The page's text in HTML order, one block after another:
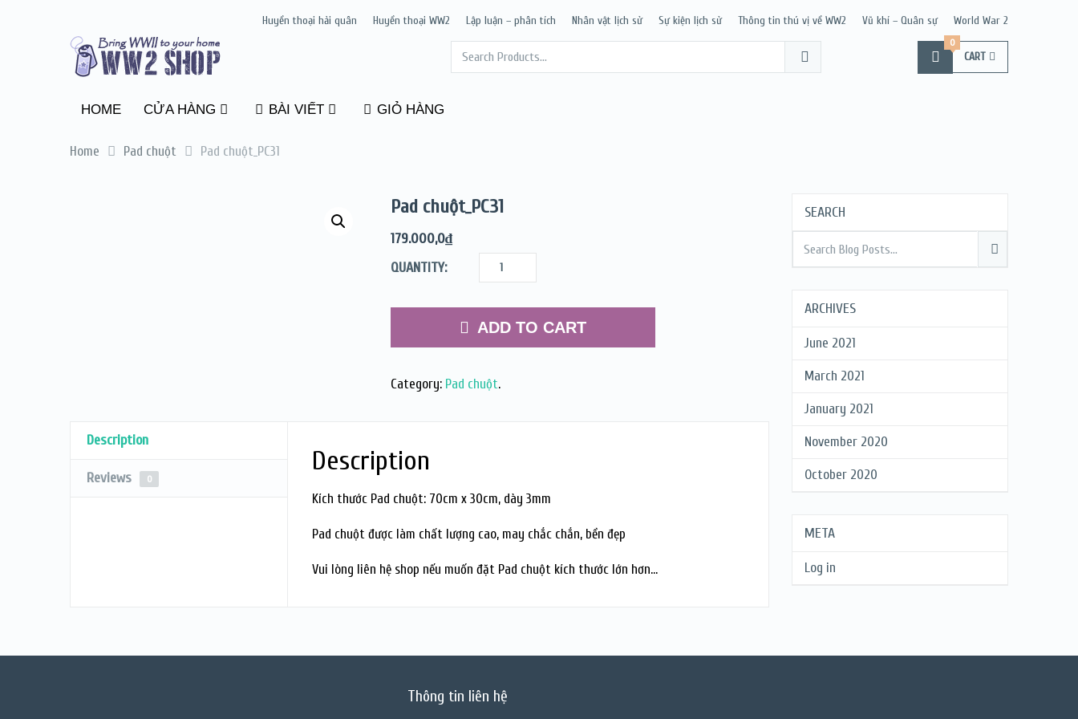
Huyền thoại hải quân Huyền thoại WW2 Lập luận – phân tích Nhân vật lịch sử Sự kiện lịch sử Thông tin thú vị về WW2 Vũ khí – Quân sự World War 2
CART
0
HOME CỬA HÀNG BÀI VIẾT GIỎ HÀNG
Home Pad chuột Pad chuột_PC31
Pad chuột_PC31
179.000,0₫
QUANTITY:
ADD TO CART
Category: Pad chuột.
Description
Reviews 0
Description
Kích thước Pad chuột: 70cm x 30cm, dày 3mm
Pad chuột được làm chất lượng cao, may chắc chắn, bền đẹp
Vui lòng liên hệ shop nếu muốn đặt Pad chuột kích thước lớn hơn…
SEARCH
ARCHIVES
June 2021
March 2021
January 2021
November 2020
October 2020
META
Log in
Thông tin liên hệ